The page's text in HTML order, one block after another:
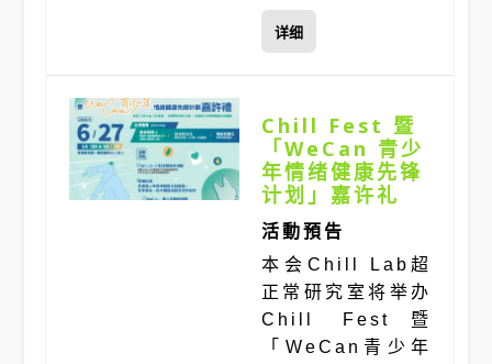
详细
Chill Fest 暨
「WeCan 青少
年情绪健康先锋
计划」嘉许礼
活動預告
本会Chill Lab超
正常研究室将举办
Chill Fest暨
「WeCan青少年